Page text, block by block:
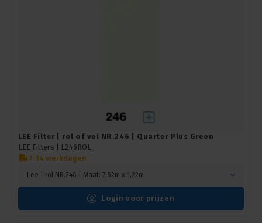
LEE Filter | rol of vel NR.246 | Quarter Plus Green
LEE Filters |
L246ROL
7-14 werkdagen
Lee | rol NR.246 | Maat: 7,62m x 1,22m
Login voor prijzen